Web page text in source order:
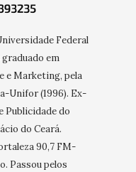
Federal
graduado em
e Marketing, pela
Unifor (1996). Ex-
Publicidade do
do Ceará.
90,7 FM-
Passou pelos